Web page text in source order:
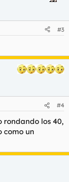
#3
#4
rondando los 40,
como un